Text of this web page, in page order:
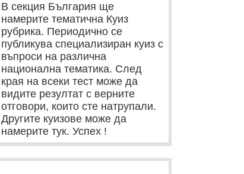
В секция България ще
намерите тематична Куиз
рубрика. Периодично се
публикува специализиран куиз с
въпроси на различна
национална тематика. След
края на всеки тест може да
видите резултат с верните
отговори, които сте натрупали.
Другите куизове може да
намерите тук. Успех !